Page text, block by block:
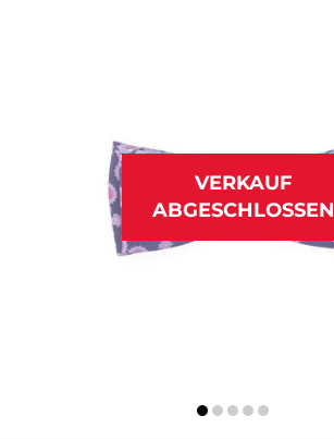
VERKAUF
ABGESCHLOSSEN